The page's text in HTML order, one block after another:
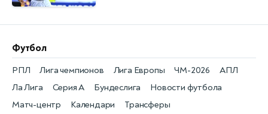
Футбол
Новости футбола
РПЛ
Матч-центр
Лига чемпионов
Календари
Лига Европы
Трансферы
ЧМ-2026 АПЛ
Ла Лига Серия А Бундеслига